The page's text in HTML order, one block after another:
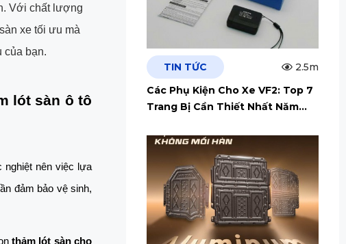
Với chất lượng
xe tối ưu mà
của bạn.
lót sàn ô tô
nghiệt nên việc lựa
đảm bảo vệ sinh,
thảm lót sàn cho
TIN TỨC
2.5m
Các Phụ Kiện Cho Xe VF2: Top 7
Trang Bị Cần Thiết Nhất Năm